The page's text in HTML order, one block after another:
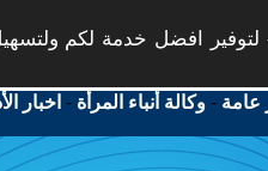
لتوفير افضل خدمة لكم
عامة -وكالة أنباء المرأة - اخبار